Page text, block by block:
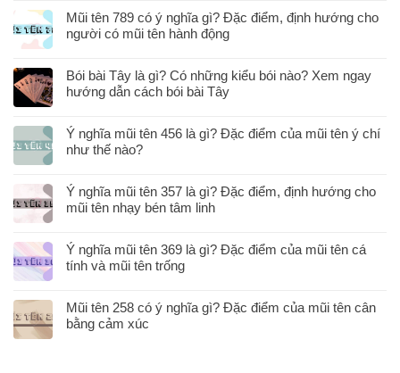
Mũi tên 789 có ý nghĩa gì? Đặc điểm, định hướng cho
người có mũi tên hành động
Bói bài Tây là gì? Có những kiểu bói nào? Xem ngay
hướng dẫn cách bói bài Tây
Ý nghĩa mũi tên 456 là gì? Đặc điểm của mũi tên ý chí
như thế nào?
Ý nghĩa mũi tên 357 là gì? Đặc điểm, định hướng cho
mũi tên nhạy bén tâm linh
Ý nghĩa mũi tên 369 là gì? Đặc điểm của mũi tên cá
tính và mũi tên trống
Mũi tên 258 có ý nghĩa gì? Đặc điểm của mũi tên cân
bằng cảm xúc